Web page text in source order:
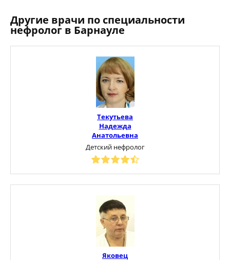
Другие врачи по специальности
нефролог в Барнауле
Текутьева
Надежда
Анатольевна
Детский нефролог
Яковец